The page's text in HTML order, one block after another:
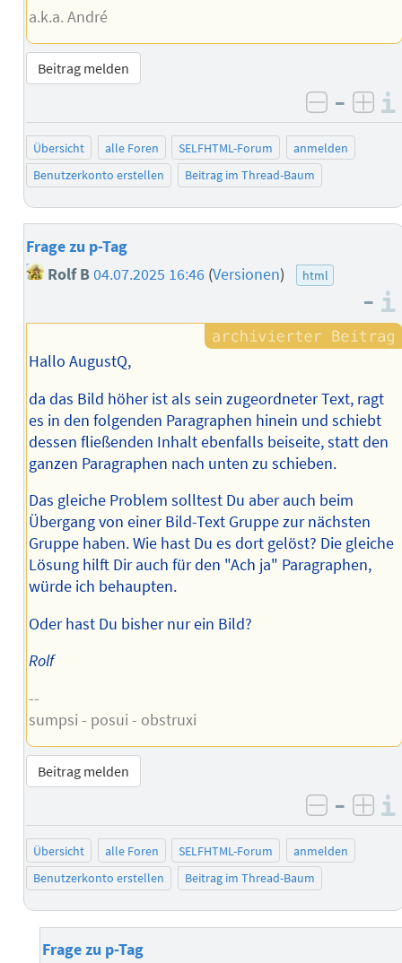
a.k.a. André
Beitrag melden
negativ
–
Übersicht alle Foren SELFHTML-Forum
anmelden
Benutzerkonto erstellen
Beitrag im Thread-Baum
Frage zu p-Tag
Rolf B04.07.2025 16:46 (Versionen) html
–
Hallo AugustQ,
da das Bild höher ist als sein zugeordneter Text, ragt
es in den folgenden Paragraphen hinein und schiebt
dessen fließenden Inhalt ebenfalls beiseite, statt den
ganzen Paragraphen nach unten zu schieben.
Das gleiche Problem solltest Du aber auch beim
Übergang von einer Bild-Text Gruppe zur nächsten
Gruppe haben. Wie hast Du es dort gelöst? Die gleiche
Lösung hilft Dir auch für den "Ach ja" Paragraphen,
würde ich behaupten.
Oder hast Du bisher nur ein Bild?
Rolf
--
sumpsi - posui - obstruxi
Beitrag melden
negativ
–
Übersicht alle Foren SELFHTML-Forum
anmelden
Benutzerkonto erstellen
Beitrag im Thread-Baum
Frage zu p-Tag